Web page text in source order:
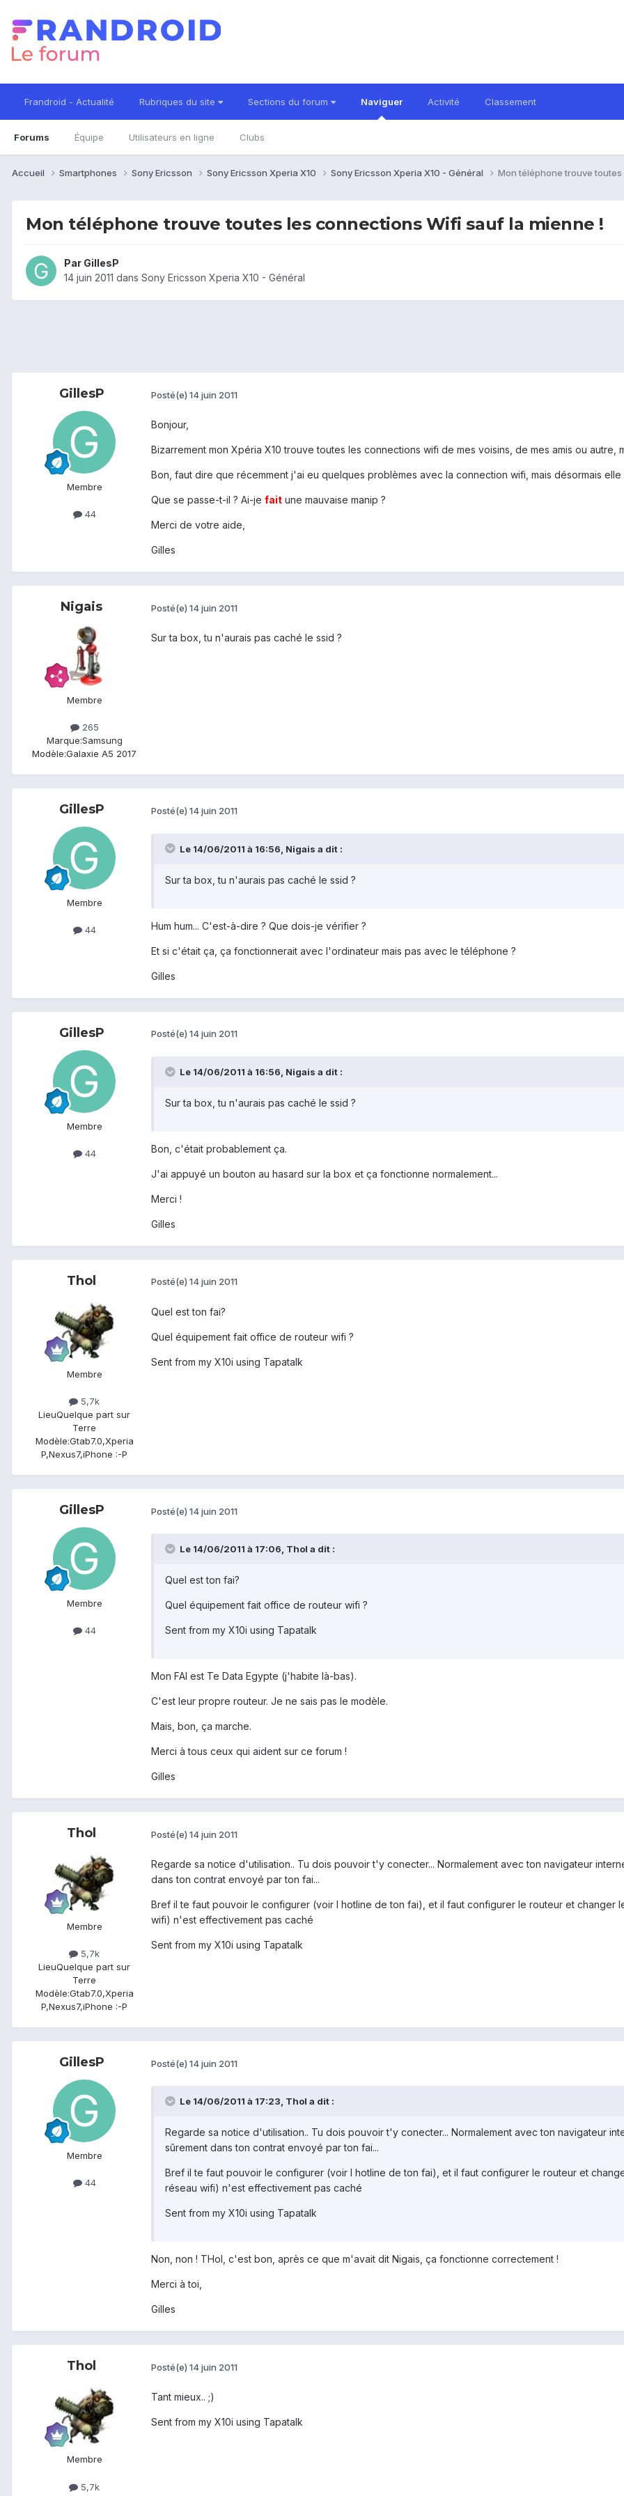
Frandroid - Actualité Rubriques du site Sections du forum Naviguer
Forums Équipe Utilisateurs en ligne Clubs
Activité Classement
Accueil Smartphones Sony Ericsson Sony Ericsson Xperia X10 Sony Ericsson Xperia X10 - Général Mon téléphone trouve
Mon téléphone trouve toutes les connections Wifi sauf la mienne !
Par GillesP
14 juin 2011 dans Sony Ericsson Xperia X10 - Général
GillesP
Membre
44
Posté(e) 14 juin 2011
Bonjour,
Bizarrement mon Xpéria X10 trouve toutes les connections wifi de mes voisins, de mes amis ou autre,
Bon, faut dire que récemment j'ai eu quelques problèmes avec la connection wifi, mais désormais
Que se passe-t-il ? Ai-je fait une mauvaise manip ?
Merci de votre aide,
Gilles
Nigais
Membre
265
Marque:Samsung
Modèle:Galaxie A5 2017
Posté(e) 14 juin 2011
Sur ta box, tu n'aurais pas caché le ssid ?
GillesP
Membre
44
Posté(e) 14 juin 2011
Le 14/06/2011 à 16:56, Nigais a dit :
Sur ta box, tu n'aurais pas caché le ssid ?
Hum hum... C'est-à-dire ? Que dois-je vérifier ?
Et si c'était ça, ça fonctionnerait avec l'ordinateur mais pas avec le téléphone ?
Gilles
GillesP
Membre
44
Posté(e) 14 juin 2011
Le 14/06/2011 à 16:56, Nigais a dit :
Sur ta box, tu n'aurais pas caché le ssid ?
Bon, c'était probablement ça.
J'ai appuyé un bouton au hasard sur la box et ça fonctionne normalement...
Merci !
Gilles
Thol
Membre
5,7k
LieuQuelque part sur
Terre
Modèle:Gtab7.0,Xperia
P,Nexus7,iPhone :-P
Posté(e) 14 juin 2011
Quel est ton fai?
Quel équipement fait office de routeur wifi ?
Sent from my X10i using Tapatalk
GillesP
Membre
44
Posté(e) 14 juin 2011
Le 14/06/2011 à 17:06, Thol a dit :
Quel est ton fai?
Quel équipement fait office de routeur wifi ?
Sent from my X10i using Tapatalk
Mon FAI est Te Data Egypte (j'habite là-bas).
C'est leur propre routeur. Je ne sais pas le modèle.
Mais, bon, ça marche.
Merci à tous ceux qui aident sur ce forum !
Gilles
Thol
Membre
5,7k
LieuQuelque part sur
Terre
Modèle:Gtab7.0,Xperia
P,Nexus7,iPhone :-P
Posté(e) 14 juin 2011
Regarde sa notice d'utilisation.. Tu dois pouvoir t'y conecter... Normalement avec ton navigateur
dans ton contrat envoyé par ton fai...
Bref il te faut pouvoir le configurer (voir l hotline de ton fai), et il faut configurer le routeur et changer
wifi) n'est effectivement pas caché
Sent from my X10i using Tapatalk
GillesP
Membre
44
Posté(e) 14 juin 2011
Le 14/06/2011 à 17:23, Thol a dit :
Regarde sa notice d'utilisation.. Tu dois pouvoir t'y conecter... Normalement avec ton navigateur
sûrement dans ton contrat envoyé par ton fai...
Bref il te faut pouvoir le configurer (voir l hotline de ton fai), et il faut configurer le routeur et
réseau wifi) n'est effectivement pas caché
Sent from my X10i using Tapatalk
Non, non ! THol, c'est bon, après ce que m'avait dit Nigais, ça fonctionne correctement !
Merci à toi,
Gilles
Thol
Membre
5,7k
Posté(e) 14 juin 2011
Tant mieux.. ;)
Sent from my X10i using Tapatalk